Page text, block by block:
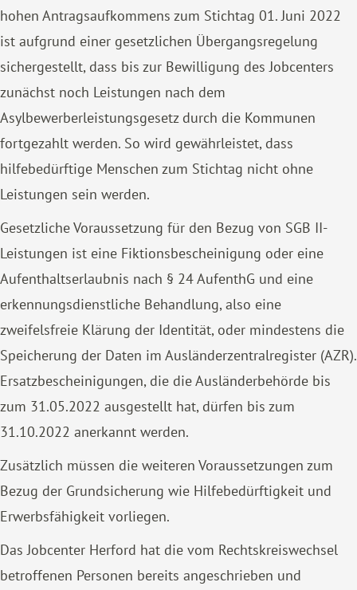
hohen Antragsaufkommens zum Stichtag 01. Juni 2022
ist aufgrund einer gesetzlichen Übergangsregelung
sichergestellt, dass bis zur Bewilligung des Jobcenters
zunächst noch Leistungen nach dem
Asylbewerberleistungsgesetz durch die Kommunen
fortgezahlt werden. So wird gewährleistet, dass
hilfebedürftige Menschen zum Stichtag nicht ohne
Leistungen sein werden.
Gesetzliche Voraussetzung für den Bezug von SGB II-
Leistungen ist eine Fiktionsbescheinigung oder eine
Aufenthaltserlaubnis nach § 24 AufenthG und eine
erkennungsdienstliche Behandlung, also eine
zweifelsfreie Klärung der Identität, oder mindestens die
Speicherung der Daten im Ausländerzentralregister (AZR).
Ersatzbescheinigungen, die die Ausländerbehörde bis
zum 31.05.2022 ausgestellt hat, dürfen bis zum
31.10.2022 anerkannt werden.
Zusätzlich müssen die weiteren Voraussetzungen zum
Bezug der Grundsicherung wie Hilfebedürftigkeit und
Erwerbsfähigkeit vorliegen.
Das Jobcenter Herford hat die vom Rechtskreiswechsel
betroffenen Personen bereits angeschrieben und